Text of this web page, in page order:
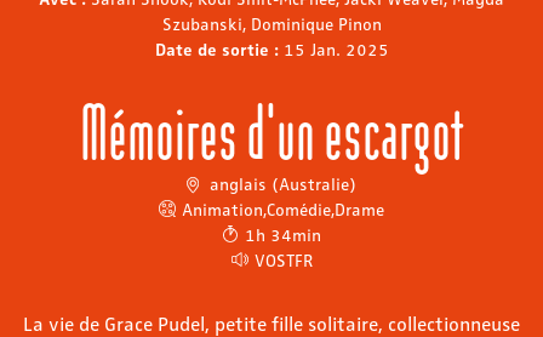
Szubanski, Dominique Pinon
Date de sortie : 15 Jan. 2025
Mémoires d'un escargot
anglais (Australie)
Animation,Comédie,Drame
1h 34min
VOSTFR
La vie de Grace Pudel, petite fille solitaire, collectionneuse